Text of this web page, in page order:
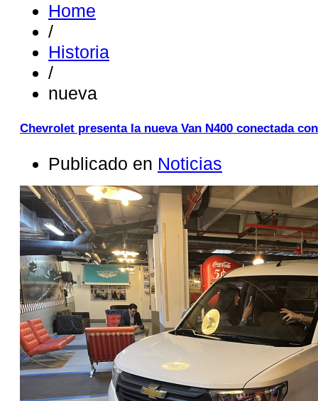
Home
/
Historia
/
nueva
Chevrolet presenta la nueva Van N400 conectada
Publicado en Noticias